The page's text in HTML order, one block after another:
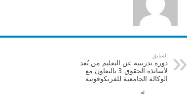
السابق
دورة تدريبية عن التعليم من بُعد
لأساتذة الحقوق 3 بالتعاون مع
الوكالة الجامعية للفرنكوفونية